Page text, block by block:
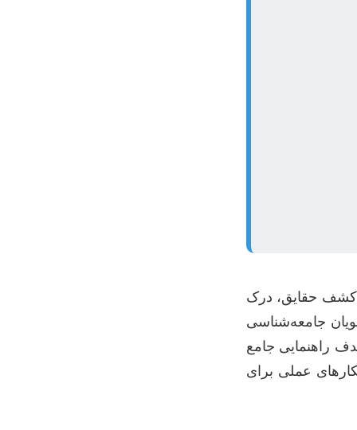
کشف حقایق، درک
جامعه‌شناسی
راهنمایی جامع
عملی برای